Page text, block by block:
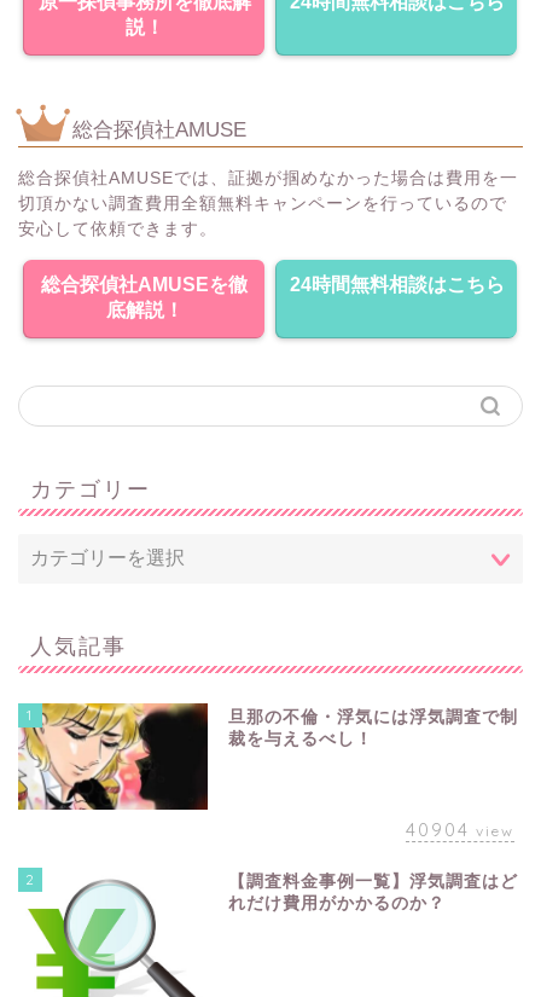
説！
総合探偵社AMUSE
総合探偵社AMUSEでは、証拠が掴めなかった場合は費用を一
切頂かない調査費用全額無料キャンペーンを行っているので
安心して依頼できます。
総合探偵社AMUSEを徹
底解説！
24時間無料相談はこちら
カテゴリー
人気記事
1
旦那の不倫・浮気には浮気調査で制
裁を与えるべし！
40904 view
2
【調査料金事例一覧】浮気調査はど
れだけ費用がかかるのか？